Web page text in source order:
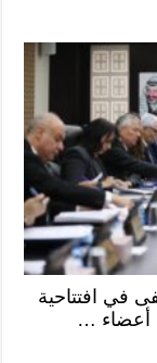
في افتتاحية
أعضاء …